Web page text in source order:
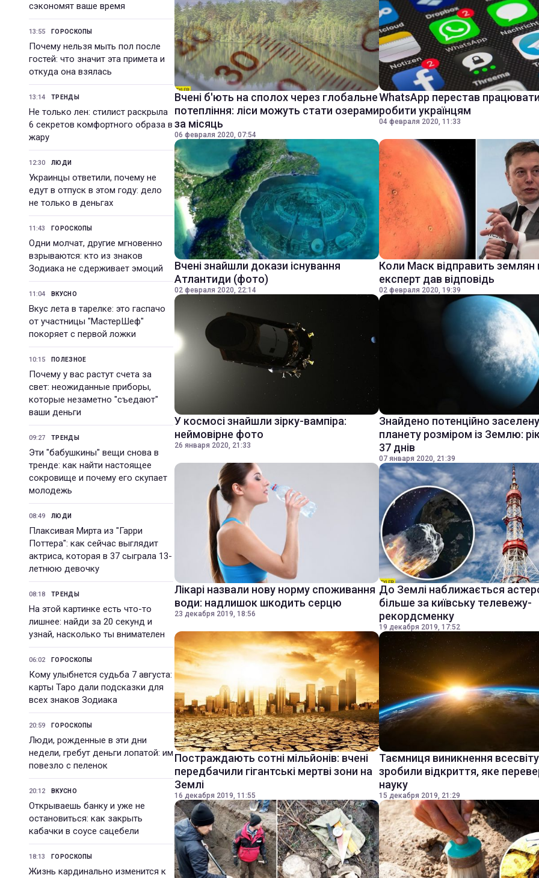
сэкономят ваше время
13:55 ГОРОСКОПЫ
Почему нельзя мыть пол после
гостей: что значит эта примета и
откуда она взялась
13:14 ТРЕНДЫ
Не только лен: стилист раскрыла
6 секретов комфортного образа в
жару
12:30 ЛЮДИ
Украинцы ответили, почему не
едут в отпуск в этом году: дело
не только в деньгах
11:43 ГОРОСКОПЫ
Одни молчат, другие мгновенно
взрываются: кто из знаков
Зодиака не сдерживает эмоций
11:04 ВКУСНО
Вкус лета в тарелке: это гаспачо
от участницы "МастерШеф"
покоряет с первой ложки
10:15 ПОЛЕЗНОЕ
Почему у вас растут счета за
свет: неожиданные приборы,
которые незаметно "съедают"
ваши деньги
09:27 ТРЕНДЫ
Эти "бабушкины" вещи снова в
тренде: как найти настоящее
сокровище и почему его скупает
молодежь
08:49 ЛЮДИ
Плаксивая Мирта из "Гарри
Поттера": как сейчас выглядит
актриса, которая в 37 сыграла 13-
летнюю девочку
08:18 ТРЕНДЫ
На этой картинке есть что-то
лишнее: найди за 20 секунд и
узнай, насколько ты внимателен
06:02 ГОРОСКОПЫ
Кому улыбнется судьба 7 августа:
карты Таро дали подсказки для
всех знаков Зодиака
20:59 ГОРОСКОПЫ
Люди, рожденные в эти дни
недели, гребут деньги лопатой: им
повезло с пеленок
20:12 ВКУСНО
Открываешь банку и уже не
остановиться: как закрыть
кабачки в соусе сацебели
18:13 ГОРОСКОПЫ
Жизнь кардинально изменится к
Вчені б'ють на сполох через глобальне
потепління: ліси можуть стати озерами
за місяць
06 февраля 2020, 07:54
WhatsApp перестав
робити українцям
04 февраля 2020, 11:33
Вчені знайшли докази існування
Атлантиди (фото)
02 февраля 2020, 22:14
Коли Маск відправить землян
експерт дав відповідь
02 февраля 2020, 19:39
У космосі знайшли зірку-вампіра:
неймовірне фото
26 января 2020, 21:33
Знайдено потенційно заселену
планету розміром із Землю:
37 днів
07 января 2020, 21:39
Лікарі назвали нову норму споживання
води: надлишок шкодить серцю
23 декабря 2019, 18:56
До Землі наближається
більше за київську телевежу-
рекордсменку
19 декабря 2019, 17:52
Постраждають сотні мільйонів: вчені
передбачили гігантські мертві зони на
Землі
16 декабря 2019, 11:55
Таємниця виникнення
зробили відкриття, яке
науку
15 декабря 2019, 21:29